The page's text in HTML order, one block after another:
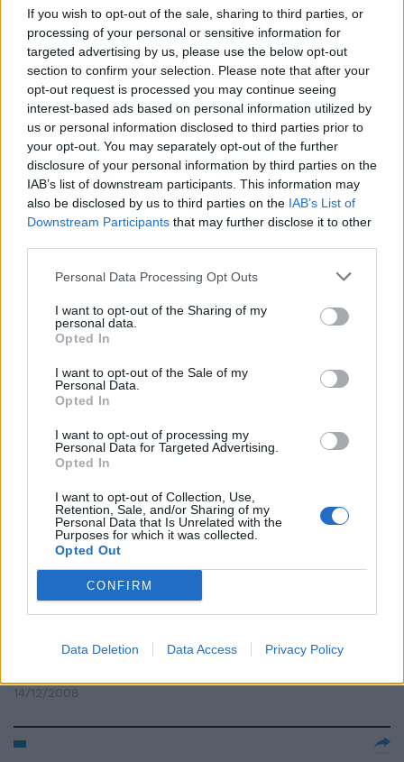
If you wish to opt-out of the sale, sharing to third parties, or
processing of your personal or sensitive information for
targeted advertising by us, please use the below opt-out
section to confirm your selection. Please note that after your
opt-out request is processed you may continue seeing
interest-based ads based on personal information utilized by
us or personal information disclosed to third parties prior to
your opt-out. You may separately opt-out of the further
disclosure of your personal information by third parties on the
IAB’s list of downstream participants. This information may
also be disclosed by us to third parties on the IAB’s List of
Downstream Participants that may further disclose it to other
Personal Data Processing Opt Outs
I want to opt-out of the Sharing of my
personal data.
Opted In
I want to opt-out of the Sale of my
Personal Data.
Opted In
I want to opt-out of processing my
Personal Data for Targeted Advertising.
Opted In
I want to opt-out of Collection, Use,
Retention, Sale, and/or Sharing of my
Personal Data that Is Unrelated with the
Purposes for which it was collected.
Opted Out
CONFIRM
Data Deletion Data Access Privacy Policy
Julio Cesar 6 Non deve compiere
parate memorabili, ma è attento
sul pericoloso tiro di Maccarone
nei minuti finali del primo
tempo.
23/05/2010
lobby"
05/07/2009
Talamonti, respinge un tiro
pericoloso di Doni.
PLATINI «Caso Beckham
precedente pericoloso» Nulla
contro ...
07/02/2009
Il pericoloso autolesionismo del
14/12/2008